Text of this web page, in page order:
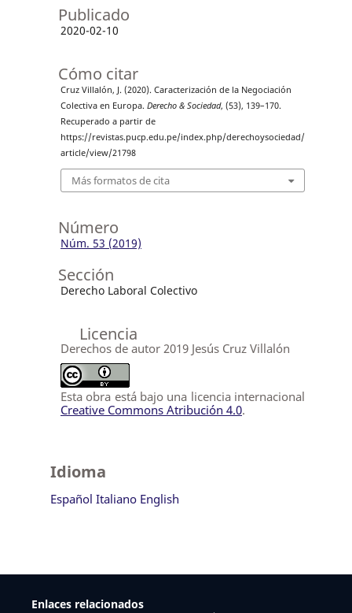
Publicado
2020-02-10
Cómo citar
Cruz Villalón, J. (2020). Caracterización de la Negociación
Colectiva en Europa. Derecho & Sociedad, (53), 139–170.
Recuperado a partir de
https://revistas.pucp.edu.pe/index.php/derechoysociedad/
article/view/21798
Más formatos de cita
Número
Núm. 53 (2019)
Sección
Derecho Laboral Colectivo
Licencia
Derechos de autor 2019 Jesús Cruz Villalón
Esta obra está bajo una licencia internacional
Creative Commons Atribución 4.0.
Idioma
Español Italiano English
Enlaces relacionados